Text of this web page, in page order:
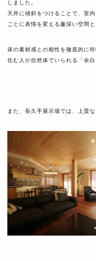
しました。
天井に傾斜をつけることで、室
ごとに表情を変える趣深い空間と
床の素材感との相性を徹底的に
住む人が自然体でいられる「余
また、長久手展示場では、上質